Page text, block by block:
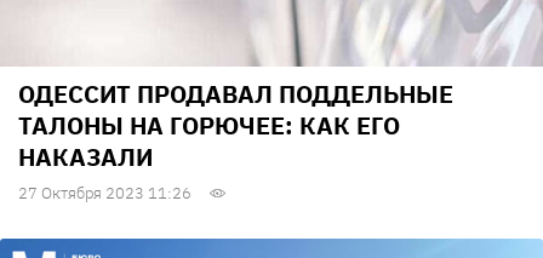
ОДЕССИТ ПРОДАВАЛ ПОДДЕЛЬНЫЕ
ТАЛОНЫ НА ГОРЮЧЕЕ: КАК ЕГО
НАКАЗАЛИ
27 Октября 2023 11:26